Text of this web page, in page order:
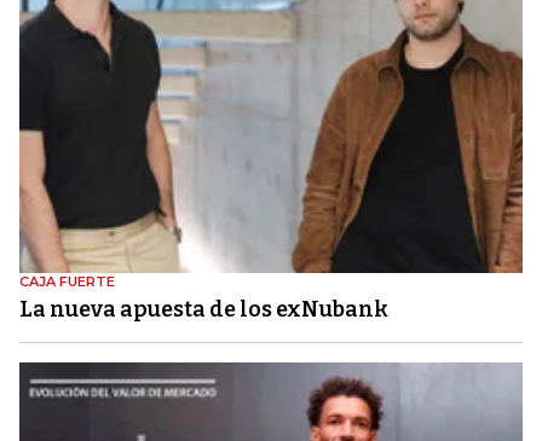
CAJA FUERTE
La nueva apuesta de los exNubank